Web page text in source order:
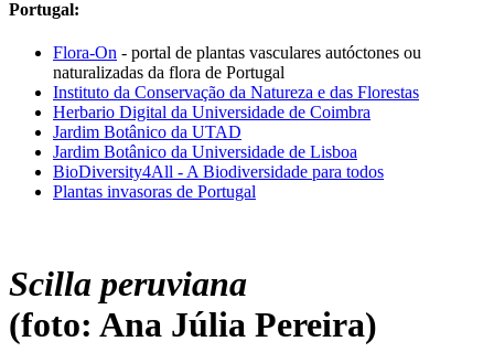
Portugal:
Flora-On - portal de plantas vasculares autóctones ou
naturalizadas da flora de Portugal
Instituto da Conservação da Natureza e das Florestas
Herbario Digital da Universidade de Coimbra
Jardim Botânico da UTAD
Jardim Botânico da Universidade de Lisboa
BioDiversity4All - A Biodiversidade para todos
Plantas invasoras de Portugal
Scilla peruviana
(foto: Ana Júlia Pereira)